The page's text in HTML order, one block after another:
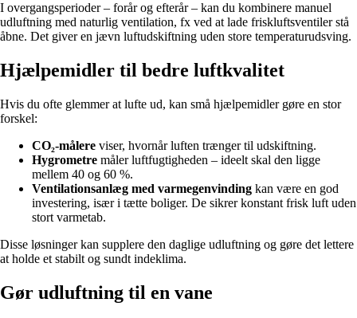
I overgangsperioder – forår og efterår – kan du kombinere manuel
udluftning med naturlig ventilation, fx ved at lade friskluftsventiler stå
åbne. Det giver en jævn luftudskiftning uden store temperaturudsving.
Hjælpemidler til bedre luftkvalitet
Hvis du ofte glemmer at lufte ud, kan små hjælpemidler gøre en stor
forskel:
CO₂-målere viser, hvornår luften trænger til udskiftning.
Hygrometre måler luftfugtigheden – ideelt skal den ligge
mellem 40 og 60 %.
Ventilationsanlæg med varmegenvinding kan være en god
investering, især i tætte boliger. De sikrer konstant frisk luft uden
stort varmetab.
Disse løsninger kan supplere den daglige udluftning og gøre det lettere
at holde et stabilt og sundt indeklima.
Gør udluftning til en vane